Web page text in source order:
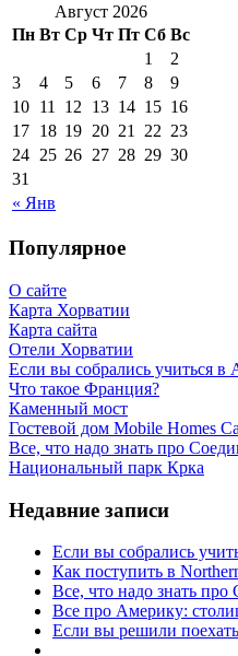
Август 2026
Пн Вт Ср Чт Пт Сб Вс
« Янв
1
2
3
4 5 6 7 8
9
10 11 12 13 14 15 16
17 18 19 20 21 22 23
24 25 26 27 28 29 30
31
Популярное
О сайте
Карта Хорватии
Карта сайта
Отели Хорватии
Если вы собрались учиться
Что такое Франция?
Каменный мост
Гостевой дом Mobile Homes
Все, что надо знать про
Национальный парк Крка
Недавние записи
Если вы собрались
Как поступить в
Все, что надо знать
Все про Америку:
Если вы решили